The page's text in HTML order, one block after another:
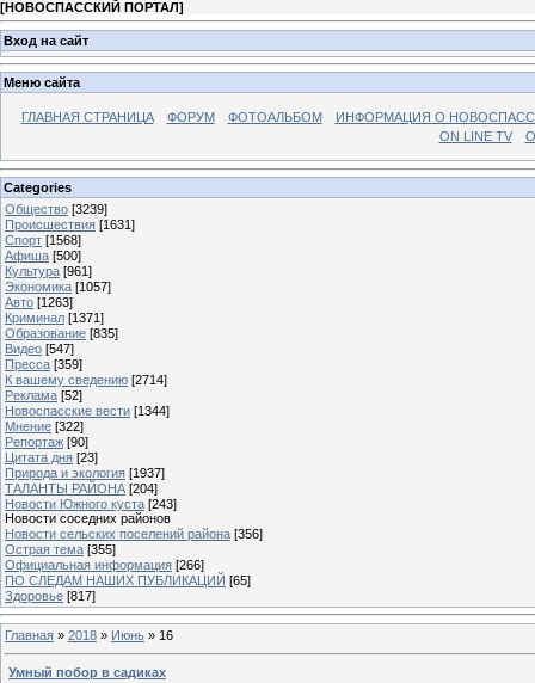
[НОВОСПАССКИЙ ПОРТАЛ]
Вход на сайт
Меню сайта
ГЛАВНАЯ СТРАНИЦА ФОРУМ ФОТОАЛЬБОМ
ИНФОРМАЦИЯ О
ON LINE TV
Categories
Общество [3239]
Происшествия [1631]
Спорт [1568]
Афиша [500]
Культура [961]
Экономика [1057]
Авто [1263]
Криминал [1371]
Образование [835]
Видео [547]
Пресса [359]
К вашему сведению [2714]
Реклама [52]
Новоспасские вести [1344]
Мнение [322]
Репортаж [90]
Цитата дня [23]
Природа и экология [1937]
ТАЛАНТЫ РАЙОНА [204]
Новости Южного куста [243]
Новости соседних районов
Новости сельских поселений района [356]
Острая тема [355]
Официальная информация [266]
ПО СЛЕДАМ НАШИХ ПУБЛИКАЦИЙ [65]
Здоровье [817]
Главная » 2018 » Июнь » 16
Умный побор в садиках